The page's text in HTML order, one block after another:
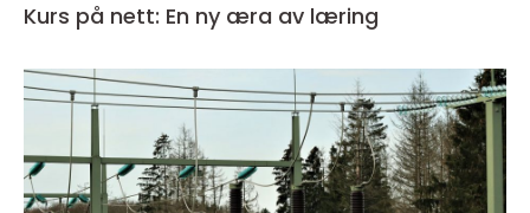
Kurs på nett: En ny æra av læring